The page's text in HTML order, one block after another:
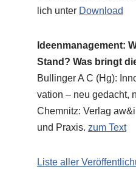
lich unter Down­load
Ideen­ma­nage­ment:
Stand? Was bringt
Bul­lin­ger A C (Hg):
va­ti­on – neu gedacht,
Chem­nitz: Ver­lag
und Pra­xis. zum Text
Liste aller